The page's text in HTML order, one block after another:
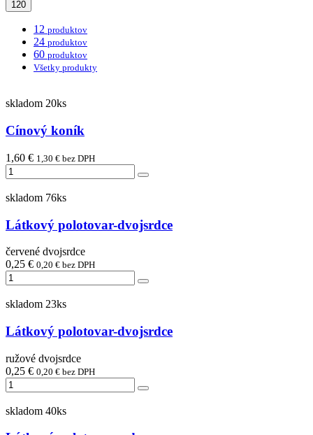
120
12 produktov
24 produktov
60 produktov
Všetky produkty
skladom 20ks
Cínový koník
1,60 € 1,30 € bez DPH
skladom 76ks
Látkový polotovar-dvojsrdce
červené dvojsrdce
0,25 € 0,20 € bez DPH
skladom 23ks
Látkový polotovar-dvojsrdce
ružové dvojsrdce
0,25 € 0,20 € bez DPH
skladom 40ks